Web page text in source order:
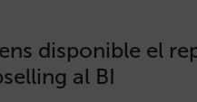
disponible el
al BI